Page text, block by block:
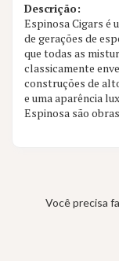
Descrição:
Espinosa Cigars é
de gerações de
que todas as
classicamente
construções de
e uma aparência
Espinosa são
Você precisa